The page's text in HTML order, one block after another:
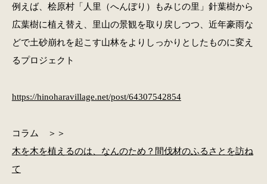
例えば、桧原村「人里（へんぼり）もみじの里」針葉樹から
広葉樹に植え替え、里山の景観を取り戻しつつ、近年豪雨な
どで土砂崩れを起こす山林をよりしっかりとしたものに変え
るプロジェクト
https://hinoharavillage.net/post/64307542854
コラム ＞＞
木を木を植えるのは、なんのため？間伐材のふるさとを訪ね
て